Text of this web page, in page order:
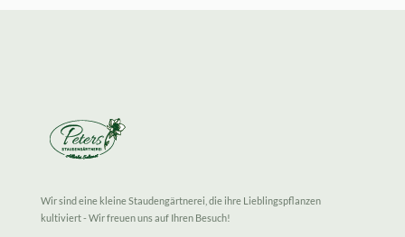
Wir sind eine kleine Staudengärtnerei, die ihre Lieblingspflanzen
kultiviert - Wir freuen uns auf Ihren Besuch!